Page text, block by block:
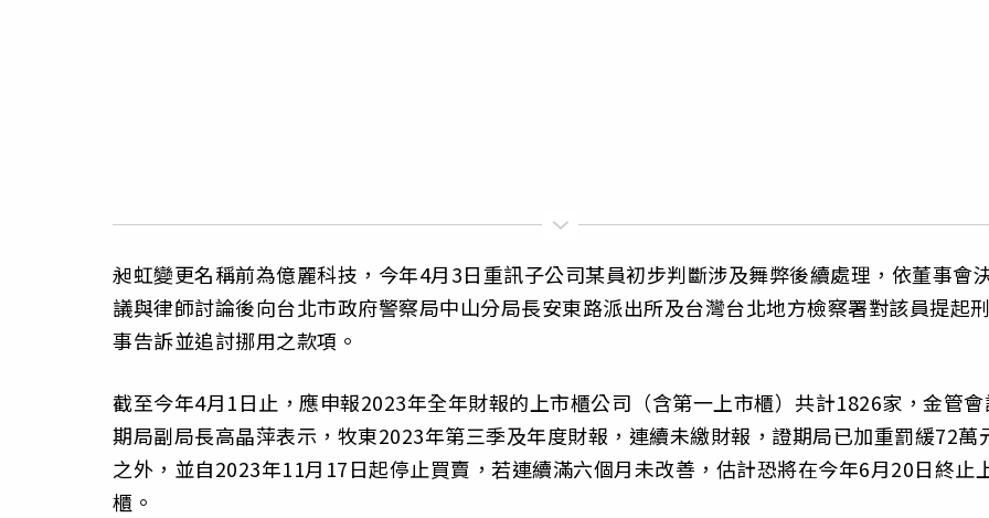
昶虹變更名稱前為億麗科技，今年4月3日重訊子公司某員初步判斷涉及舞弊後續處理，依董事會
議與律師討論後向台北市政府警察局中山分局長安東路派出所及台灣台北地方檢察署對該員提起
事告訴並追討挪用之款項。
截至今年4月1日止，應申報2023年全年財報的上市櫃公司（含第一上市櫃）共計1826家，金管
期局副局長高晶萍表示，牧東2023年第三季及年度財報，連續未繳財報，證期局已加重罰緩72萬
之外，並自2023年11月17日起停止買賣，若連續滿六個月未改善，估計恐將在今年6月20日終止
櫃。